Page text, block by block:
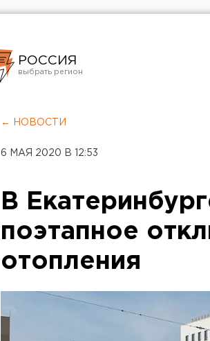
РОССИЯ
Челябинск
← НОВОСТИ
6 МАЯ 2020 В 12:53
В
поэтапное
отопления